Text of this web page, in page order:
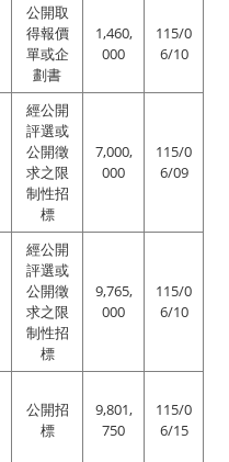
公開取
得報價
單或企
劃書
1,460,
000
115/0
6/10
經公開
評選或
公開徵
求之限
制性招
標
7,000,
000
115/0
6/09
經公開
評選或
公開徵
求之限
制性招
標
9,765,
000
115/0
6/10
公開招
標
9,801,
750
115/0
6/15